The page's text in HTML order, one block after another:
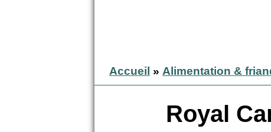
Accueil » Alimentation &
Royal